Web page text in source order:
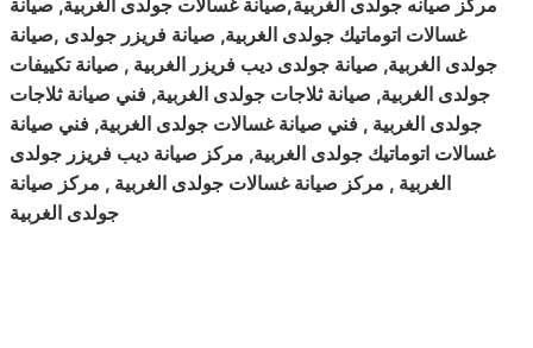
مركز صيانه جولدى الغربية,صيانة غسالات جولدى الغربية, صيانة
غسالات اتوماتيك جولدى الغربية, صيانة فريزر جولدى ,صيانة
جولدى الغربية, صيانة جولدى ديب فريزر الغربية , صيانة تكييفات
جولدى الغربية, صيانة ثلاجات جولدى الغربية, فني صيانة ثلاجات
جولدى الغربية , فني صيانة غسالات جولدى الغربية, فني صيانة
غسالات اتوماتيك جولدى الغربية, مركز صيانة ديب فريزر جولدى
الغربية , مركز صيانة غسالات جولدى الغربية , مركز صيانة
جولدى الغربية